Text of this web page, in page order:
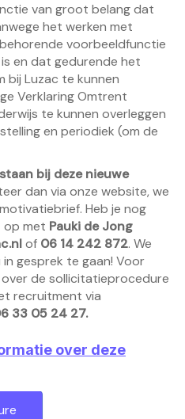
van groot belang dat
het werken met
voorbeeldfunctie
en dat gedurende het
bij Luzac te kunnen
Verklaring Omtrent
te kunnen overleggen
en periodiek (om de
bij deze nieuwe
dan via onze website, we
Heb je nog
op met Pauki de Jong
of 06 14 242 872. We
gesprek te gaan! Voor
de sollicitatieprocedure
recruitment via
33 05 24 27.
over deze